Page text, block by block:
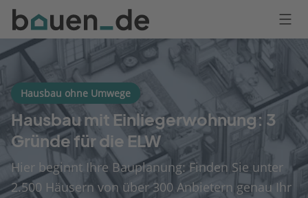
Bauen
Logo
Anmelden
Hausbau ohne Umwege
Hausbau mit Einliegerwohnung: 3
Gründe für die ELW
Hier beginnt Ihre Bauplanung: Finden Sie unter
2.500 Häusern von über 300 Anbietern genau Ihr